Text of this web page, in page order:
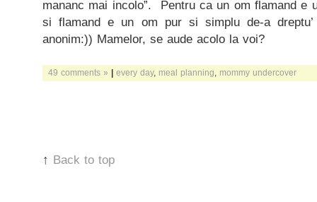
mananc mai incolo”. Pentru ca un om flamand e
si flamand e un om pur si simplu de-a
anonim:)) Mamelor, se aude acolo la voi?
49 comments » | every day, meal planning mommy undercover
↑ Back to top